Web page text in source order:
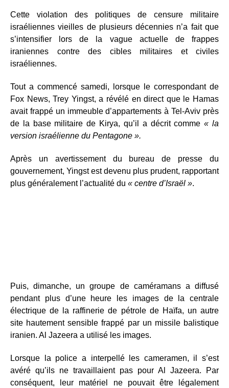
Cette violation des politiques de censure militaire
israéliennes vieilles de plusieurs décennies n’a fait que
s’intensifier lors de la vague actuelle de frappes
iraniennes contre des cibles militaires et civiles
israéliennes.
Tout a commencé samedi, lorsque le correspondant de
Fox News, Trey Yingst, a révélé en direct que le Hamas
avait frappé un immeuble d’appartements à Tel-Aviv près
de la base militaire de Kirya, qu’il a décrit comme« la
version israélienne du Pentagone ».
Après un avertissement du bureau de presse du
gouvernement, Yingst est devenu plus prudent, rapportant
plus généralement l’actualité du « centre d’Israël ».
Puis, dimanche, un groupe de caméramans a diffusé
pendant plus d’une heure les images de la centrale
électrique de la raffinerie de pétrole de Haïfa, un autre
site hautement sensible frappé par un missile balistique
iranien. Al Jazeera a utilisé les images.
Lorsque la police a interpellé les cameramen, il s’est
avéré qu’ils ne travaillaient pas pour Al Jazeera. Par
conséquent, leur matériel ne pouvait être légalement